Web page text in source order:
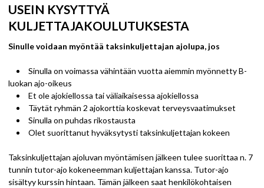
USEIN KYSYTTYÄ
KULJETTAJAKOULUTUKSESTA
Sinulle voidaan myöntää taksinkuljettajan ajolupa, jos
Sinulla on voimassa vähintään vuotta aiemmin myönnetty B-
luokan ajo-oikeus
Et ole ajokiellossa tai väliaikaisessa ajokiellossa
Täytät ryhmän 2 ajokorttia koskevat terveysvaatimukset
Sinulla on puhdas rikostausta
Olet suorittanut hyväksytysti taksinkuljettajan kokeen
Taksinkuljettajan ajoluvan myöntämisen jälkeen tulee suorittaa n. 7
tunnin tutor-ajo kokeneemman kuljettajan kanssa. Tutor-ajo
sisältyy kurssin hintaan. Tämän jälkeen saat henkilökohtaisen